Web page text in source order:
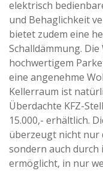
elektrisch
und Behaglichkeit
bietet zudem eine
Schalldämmung.
hochwertigem
eine angenehme
Kellerraum ist
Überdachte KFZ-
15.000,- erhältlich.
überzeugt nicht nur
sondern auch durch
ermöglicht, in nur